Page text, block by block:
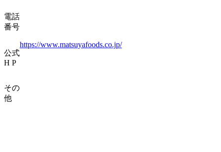
電話
番号
公式
H P
https://www.matsuyafoods.co.jp/
その
他